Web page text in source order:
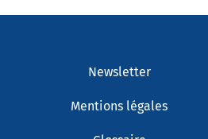
Newsletter
Mentions légales